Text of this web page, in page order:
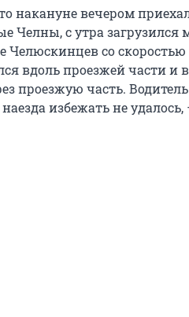
накануне вечером
Челны, с утра загрузился
Челюскинцев со
вдоль проезжей части и
проезжую часть.
избежать не